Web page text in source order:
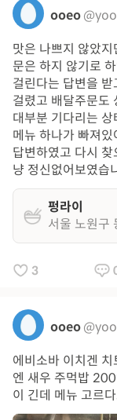
ooeo
맛은 나쁘지 않았
문은 하지 않기로
걸린다는 답변을
걸렸고 배달주문도
대부분 기다리는
메뉴 하나가 빠져
답변하였고 다시
냥 정신없어보였습
펑라이
서울 노원구
3
ooeo
에비소바 이치겐
엔 새우 주먹밥
이 긴데 메뉴 고르